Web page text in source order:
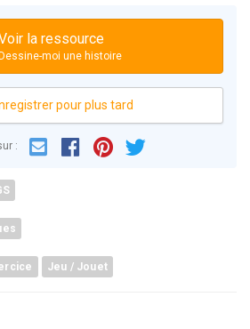
Jeu / Jouet
la ressource
moi une histoire
pour plus tard
: EmailFacebook
Pinterest